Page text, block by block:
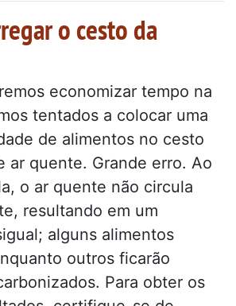
o cesto da
economizar tempo na
tentados a colocar uma
de alimentos no cesto
ar quente. Grande erro. Ao
o ar quente não circula
resultando em um
alguns alimentos
outros ficarão
Para obter os